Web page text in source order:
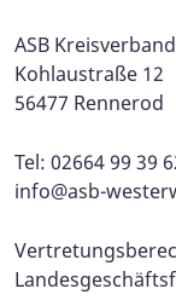
ASB
Kohlaustraße 12
56477 Rennerod
Tel: 02664 99 39
info@asb-